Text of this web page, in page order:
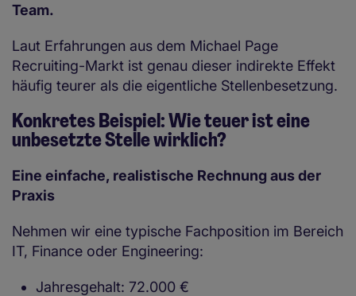
Team.
Laut Erfahrungen aus dem Michael Page
Recruiting-Markt ist genau dieser indirekte Effekt
häufig teurer als die eigentliche Stellenbesetzung.
Konkretes Beispiel: Wie teuer ist eine
unbesetzte Stelle wirklich?
Eine einfache, realistische Rechnung aus der
Praxis
Nehmen wir eine typische Fachposition im Bereich
IT, Finance oder Engineering:
Jahresgehalt: 72.000 €